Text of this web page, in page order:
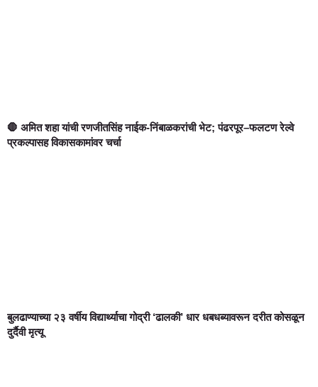
🛑 अमित शहा यांची रणजीतसिंह नाईक-निंबाळकरांची भेट; पंढरपूर–फलटण रेल्वे
प्रकल्पासह विकासकामांवर चर्चा
बुलढाण्याच्या २३ वर्षीय विद्यार्थ्याचा गोद्री ‘ढालकी’ धार धबधब्यावरून दरीत कोसळून
दुर्दैवी मृत्यू